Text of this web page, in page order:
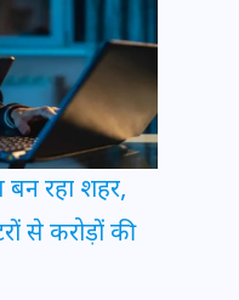
बन रहा शहर,
से करोड़ों की